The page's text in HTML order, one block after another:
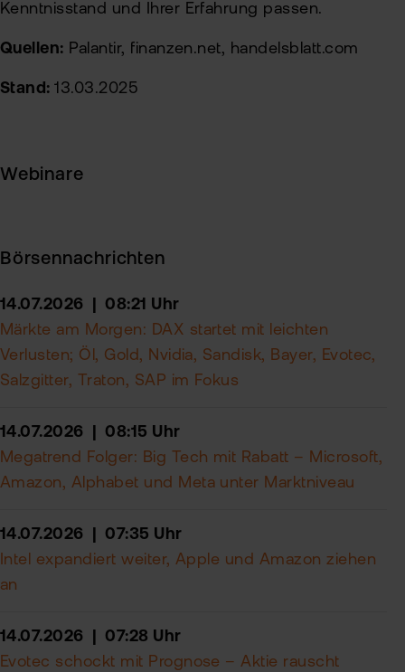
Kenntnisstand und Ihrer Erfahrung passen.
Quellen: Palantir, finanzen.net, handelsblatt.com
Stand:13.03.2025
Webinare
Börsennachrichten
14.07.2026 | 08:21 Uhr
Märkte am Morgen: DAX startet mit leichten
Verlusten; Öl, Gold, Nvidia, Sandisk, Bayer, Evotec,
Salzgitter, Traton, SAP im Fokus
14.07.2026 | 08:15 Uhr
Megatrend Folger: Big Tech mit Rabatt – Microsoft,
Amazon, Alphabet und Meta unter Marktniveau
14.07.2026 | 07:35 Uhr
Intel expandiert weiter, Apple und Amazon ziehen
an
14.07.2026 | 07:28 Uhr
Evotec schockt mit Prognose – Aktie rauscht